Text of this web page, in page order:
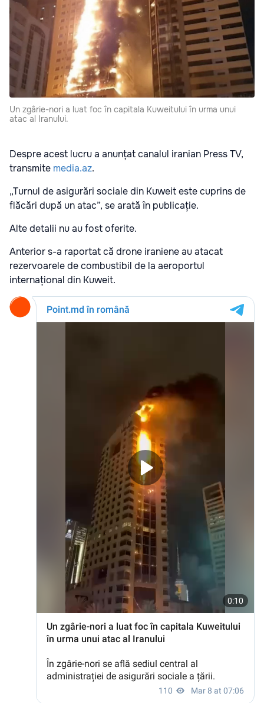
Un zgârie-nori a luat foc în capitala Kuweitului în urma unui
atac al Iranului.
Despre acest lucru a anunțat canalul iranian Press TV,
transmite media.az.
„Turnul de asigurări sociale din Kuweit este cuprins de
flăcări după un atac”, se arată în publicație.
Alte detalii nu au fost oferite.
Anterior s-a raportat că drone iraniene au atacat
rezervoarele de combustibil de la aeroportul
internațional din Kuweit.